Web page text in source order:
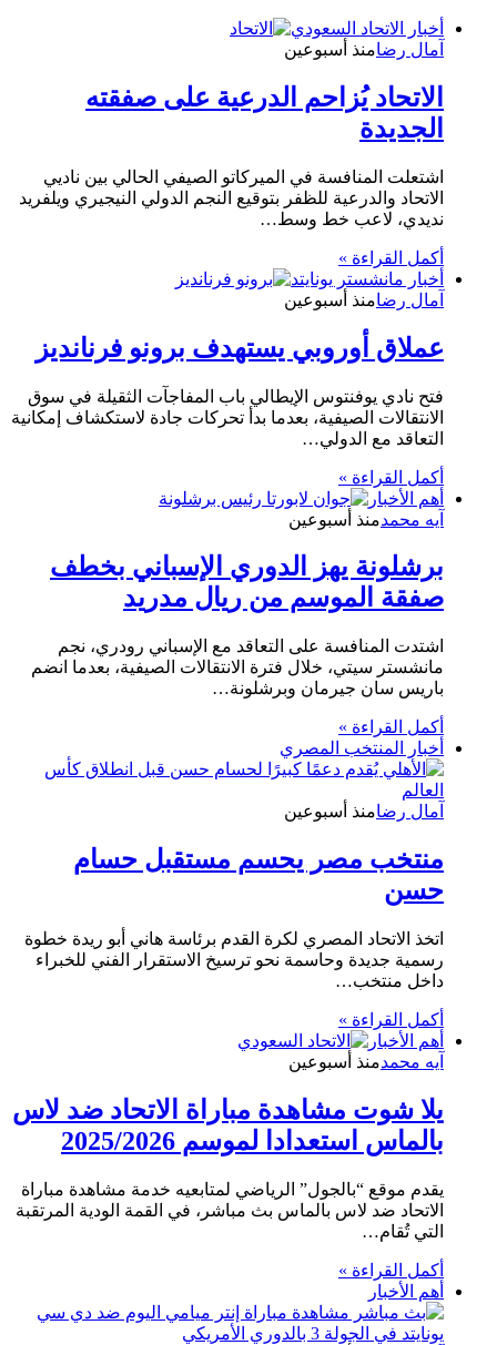
أخبار الاتحاد السعودي
آمال رضامنذ أسبوعين
الاتحاد يُزاحم الدرعية على صفقته
الجديدة
اشتعلت المنافسة في الميركاتو الصيفي الحالي بين ناديي
الاتحاد والدرعية للظفر بتوقيع النجم الدولي النيجيري ويلفريد
نديدي، لاعب خط وسط…
أكمل القراءة »
أخبار مانشستر يونايتد
آمال رضامنذ أسبوعين
عملاق أوروبي يستهدف برونو فرنانديز
فتح نادي يوفنتوس الإيطالي باب المفاجآت الثقيلة في سوق
الانتقالات الصيفية، بعدما بدأ تحركات جادة لاستكشاف إمكانية
التعاقد مع الدولي…
أكمل القراءة »
أهم الأخبار
آيه محمدمنذ أسبوعين
برشلونة يهز الدوري الإسباني بخطف
صفقة الموسم من ريال مدريد
اشتدت المنافسة على التعاقد مع الإسباني رودري، نجم
مانشستر سيتي، خلال فترة الانتقالات الصيفية، بعدما انضم
باريس سان جيرمان وبرشلونة…
أكمل القراءة »
أخبار المنتخب المصري
آمال رضامنذ أسبوعين
منتخب مصر يحسم مستقبل حسام
حسن
اتخذ الاتحاد المصري لكرة القدم برئاسة هاني أبو ريدة خطوة
رسمية جديدة وحاسمة نحو ترسيخ الاستقرار الفني للخبراء
داخل منتخب…
أكمل القراءة »
أهم الأخبار
آيه محمدمنذ أسبوعين
يلا شوت مشاهدة مباراة الاتحاد ضد لاس
بالماس استعدادا لموسم 2025/2026
يقدم موقع “بالجول” الرياضي لمتابعيه خدمة مشاهدة مباراة
الاتحاد ضد لاس بالماس بث مباشر، في القمة الودية المرتقبة
التي تُقام…
أكمل القراءة »
أهم الأخبار